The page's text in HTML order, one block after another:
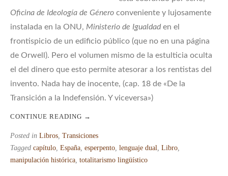
Oficina de Ideología de Género conveniente y lujosamente
instalada en la ONU, Ministerio de Igualdaden el
frontispicio de un edificio público (que no en una página
de Orwell). Pero el volumen mismo de la estulticia oculta
el del dinero que esto permite atesorar a los rentistas del
invento. Nada hay de inocente, (cap. 18 de «De la
Transición a la Indefensión. Y viceversa»)
CONTINUE READING →
Posted in Libros Transiciones
Tagged capítulo España esperpento lenguaje dual Libro
manipulación histórica totalitarismo lingüístico